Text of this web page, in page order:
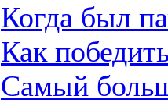
Когда был
Как
Самый